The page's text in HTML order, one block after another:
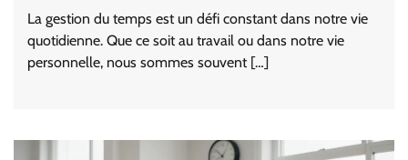
La gestion du temps est un défi constant dans notre vie
quotidienne. Que ce soit au travail ou dans notre vie
personnelle, nous sommes souvent […]